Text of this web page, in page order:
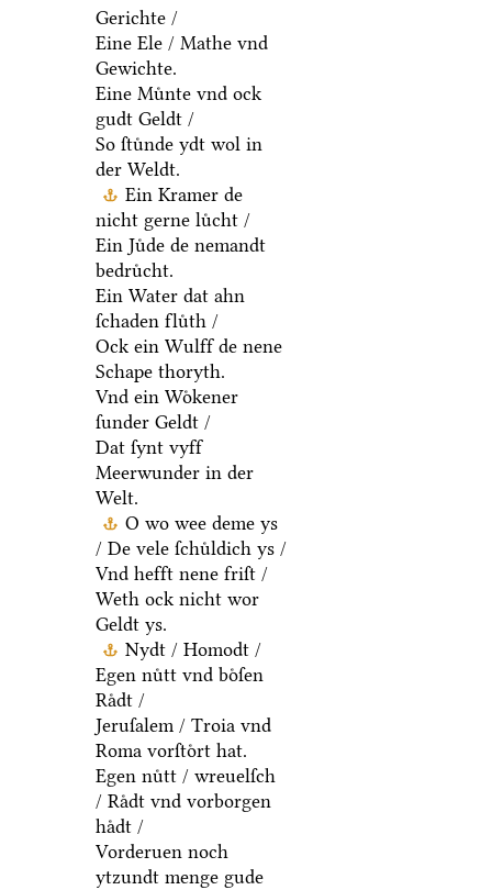
Gerichte /
Eine Ele / Mathe vnd
Gewichte.
Eine Muͤnte vnd ock
gudt Geldt /
So ſtuͤnde ydt wol in
der Weldt.
Ein Kramer de
nicht gerne luͤcht /
Ein Juͤde de nemandt
bedruͤcht.
Ein Water dat ahn
ſchaden fluͤth /
Ock ein Wulff de nene
Schape thoryth.
Vnd ein Woͤkener
ſunder Geldt /
Dat ſynt vyff
Meerwunder in der
Welt.
O wo wee deme ys
/ De vele ſchuͤldich ys /
Vnd hefft nene friſt /
Weth ock nicht wor
Geldt ys.
Nydt / Homodt /
Egen nuͤtt vnd boͤſen
Raͤdt /
Jeruſalem / Troia vnd
Roma vorſtoͤrt hat.
Egen nuͤtt / wreuelſch
/ Raͤdt vnd vorborgen
haͤdt /
Vorderuen noch
ytzundt menge gude